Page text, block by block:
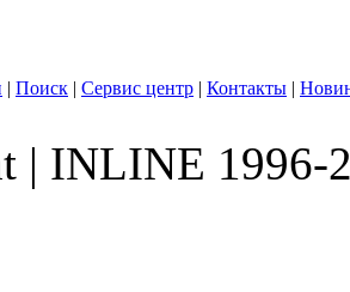
| Поиск | Сервис центр | Контакты |
| INLINE 1996-